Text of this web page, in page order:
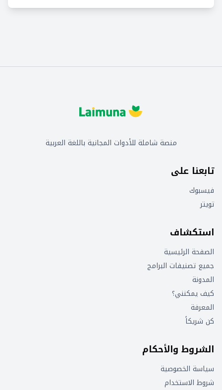
منصة شاملة للأدوات المجانية باللغة العربية
تابعنا على
فيسبوك
تويتر
استكشاف
الصفحة الرئيسية
جميع تصنيفات البرامج
المدونة
كيف يمكنني؟
المعرفة
كن شريكاً
الشروط والأحكام
سياسة الخصوصية
شروط الاستخدام